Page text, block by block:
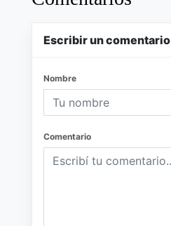
Escribir un comentario
Nombre
Comentario